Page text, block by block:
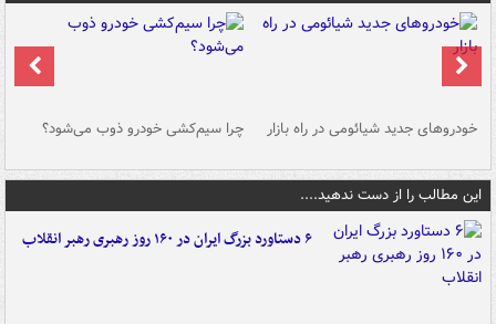
خودروهای جدید شیائومی در راه بازار چرا سیم‌کشی خودرو ذوب می‌شود؟
این مطالب را از دست ندهید....
۶ دستاورد بزرگ ایران در ۱۶۰ روز رهبری رهبر انقلاب